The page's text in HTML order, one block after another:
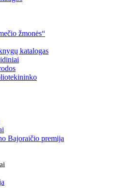
žmonės“
katalogas
Bajoraičio premija